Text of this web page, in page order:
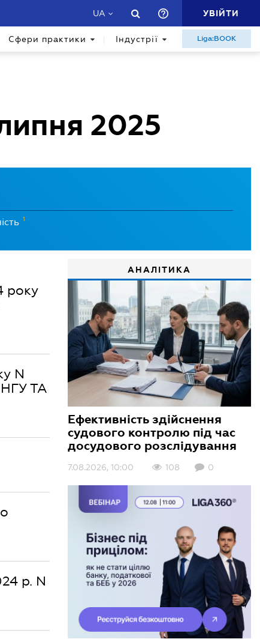
UA УВІЙТИ
Сфери практики Індустрії Liga:BOOK
2025
1
року
N
ТА
р. N
АНАЛІТИКА
Ефективність здійснення
судового контролю під час
досудового розслідування
7.08.2026, 10:00 108 0